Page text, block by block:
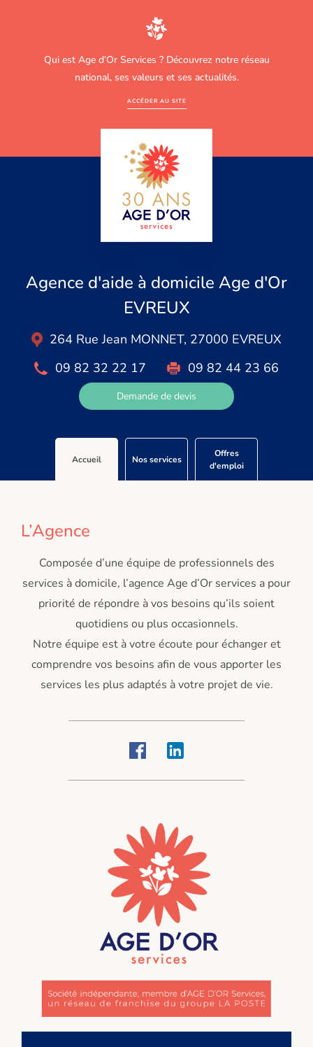
Qui est Age d’Or Services ? Découvrez notre réseau
national, ses valeurs et ses actualités.
ACCÉDER AU SITE
Agence d'aide à domicile Age d'Or
EVREUX
264 Rue Jean MONNET, 27000 EVREUX
09 82 32 22 17
09 82 44 23 66
Demande de devis
Accueil Nos services
Offres
d'emploi
L’Agence
Composée d’une équipe de professionnels des
services à domicile, l’agence Age d’Or services a pour
priorité de répondre à vos besoins qu’ils soient
quotidiens ou plus occasionnels.
Notre équipe est à votre écoute pour échanger et
comprendre vos besoins afin de vous apporter les
services les plus adaptés à votre projet de vie.